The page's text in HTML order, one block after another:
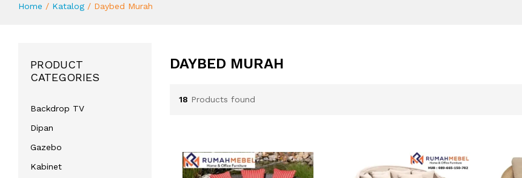
Home / Katalog / Daybed Murah
DAYBED MURAH
18 Products found
PRODUCT
CATEGORIES
Backdrop TV
Dipan
Gazebo
Kabinet